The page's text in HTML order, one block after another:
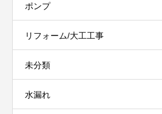
ポンプ
リフォーム/大工工事
未分類
水漏れ